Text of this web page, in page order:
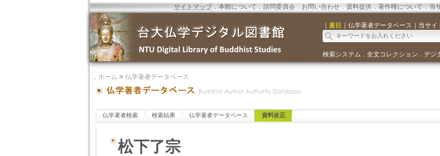
サイトマップ．本館について．諮問委員会． お問い合わせ． 資料提供．著作権について．当
｜ 書目 ｜ 仏学著者データベース ｜ 当サイ
検索システム ． 全文コレクション ． デジ
． ホーム > 仏学著者データベース
仏学著者検索 検索結果 仏学著者データベース 資料改正
松下了宗